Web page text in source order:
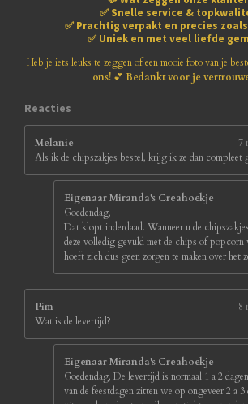
1
8
r
✅ Snelle service &
✅ Prachtig verpakt en precies
✅ Uniek en met veel liefde
Heb je iets leuks te zeggen of een mooie foto van je
ons!💕 Bedankt voor je
Reacties
Melanie
7
Als ik de chipszakjes bestel, krijg ik ze dan compleet
Eigenaar Miranda's Creahoekje
Goedendag,
Dat klopt inderdaad. Wanneer u de
deze volledig gevuld met de chips of popcorn
hoeft zich dus geen zorgen te maken over het
Pim
8
Wat is de levertijd?
Eigenaar Miranda's Creahoekje
Goedendag, De levertijd is normaal 1 a 2
van de feestdagen zitten we op ongeveer 2 a